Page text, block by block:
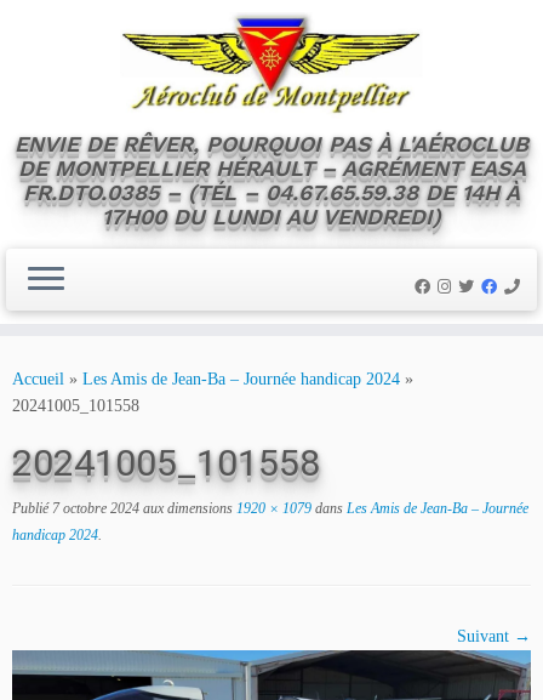
content
ENVIE DE RÊVER, POURQUOI PAS À L'AÉROCLUB
DE MONTPELLIER HÉRAULT – AGRÉMENT EASA
FR.DTO.0385 – (TÉL – 04.67.65.59.38 DE 14H À
17H00 DU LUNDI AU VENDREDI)
Accueil » Les Amis de Jean-Ba – Journée handicap 2024 »
20241005_101558
20241005_101558
Publié 7 octobre 2024 aux dimensions 1920 × 1079 dans Les Amis de Jean-Ba – Journée
handicap 2024.
Suivant →